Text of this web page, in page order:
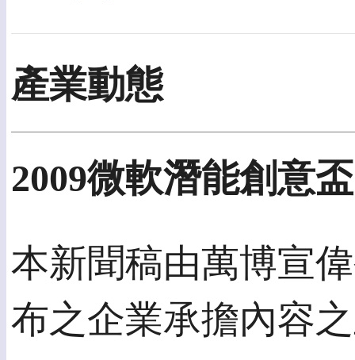
產業動態
2009微軟潛能創意
本新聞稿由萬博宣
布之企業承擔內容